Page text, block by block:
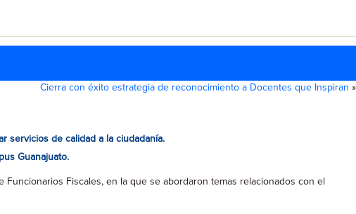
Cierra con éxito estrategia de reconocimiento a Docentes que Inspiran »
servicios de calidad a la ciudadanía.
Guanajuato.
Fiscales, en la que se abordaron temas relacionados con el